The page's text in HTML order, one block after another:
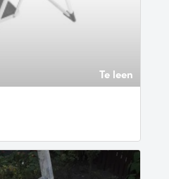
Te leen